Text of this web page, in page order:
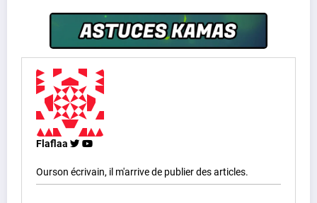
Flaflaa
Ourson écrivain, il m'arrive de publier des articles.